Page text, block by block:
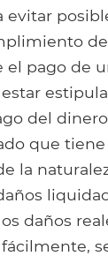
evitar
el pago de
del
que
la
daños